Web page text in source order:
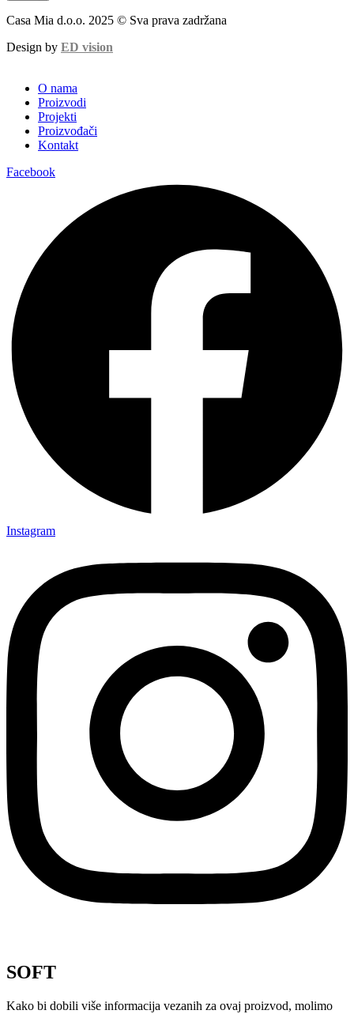
Casa Mia d.o.o. 2025 © Sva prava zadržana
Design by ED vision
O nama
Proizvodi
Projekti
Proizvođači
Kontakt
Facebook
Instagram
SOFT
Kako bi dobili više informacija vezanih za ovaj proizvod, molimo